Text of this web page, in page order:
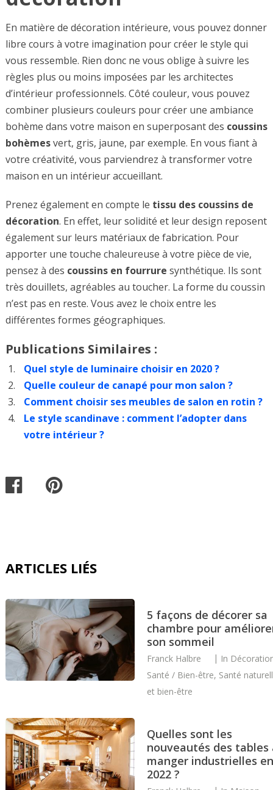
En matière de décoration intérieure, vous pouvez donner
libre cours à votre imagination pour créer le style qui
vous ressemble. Rien donc ne vous oblige à suivre les
règles plus ou moins imposées par les architectes
d’intérieur professionnels. Côté couleur, vous pouvez
combiner plusieurs couleurs pour créer une ambiance
bohème dans votre maison en superposant des coussins
bohèmesvert, gris, jaune, par exemple. En vous fiant à
votre créativité, vous parviendrez à transformer votre
maison en un intérieur accueillant.
Prenez également en compte le tissu des coussins de
décoration. En effet, leur solidité et leur design reposent
également sur leurs matériaux de fabrication. Pour
apporter une touche chaleureuse à votre pièce de vie,
pensez à des coussins en fourrure synthétique. Ils sont
très douillets, agréables au toucher. La forme du coussin
n’est pas en reste. Vous avez le choix entre les
différentes formes géographiques.
Publications Similaires :
Quel style de luminaire choisir en 2020 ?
Quelle couleur de canapé pour mon salon ?
Comment choisir ses meubles de salon en rotin ?
Le style scandinave : comment l’adopter dans
votre intérieur ?
ARTICLES LIÉS
5 façons de décorer sa
chambre pour
son sommeil
Franck Halbre In
Santé / Bien-être, Santé
et bien-être
Quelles sont les
nouveautés des tables
manger industrielles en
2022 ?